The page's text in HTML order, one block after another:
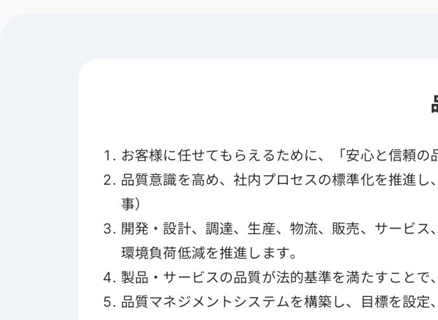
お客様に任せてもらえるために、「安心と信頼の
品質意識を高め、社内プロセスの標準化を推進
事）
開発・設計、調達、生産、物流、販売、サービ
環境負荷低減を推進します。
製品・サービスの品質が法的基準を満たすことで
品質マネジメントシステムを構築し、目標を設定